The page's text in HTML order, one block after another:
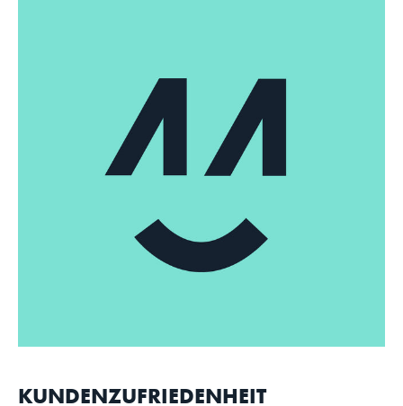
KUNDENZUFRIEDENHEIT